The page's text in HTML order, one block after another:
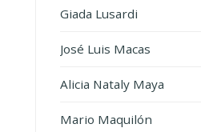
Giada Lusardi
José Luis Macas
Alicia Nataly Maya
Mario Maquilón